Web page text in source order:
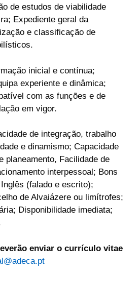
de estudos de viabilidade
Expediente geral da
e classificação de
inicial e contínua;
experiente e dinâmica;
com as funções e de
em vigor.
de integração, trabalho
e dinamismo; Capacidade
planeamento, Facilidade de
interpessoal; Bons
(falado e escrito);
de Alvaiázere ou limítrofes;
Disponibilidade imediata;
enviar o currículo vitae